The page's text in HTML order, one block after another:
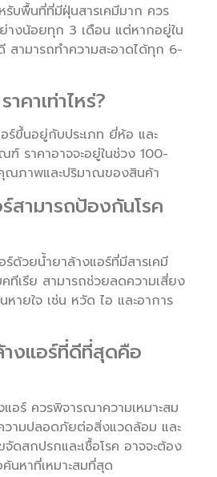
รับพื้นที่ที่มีฝุ่นสารเคมีมาก ควร
างน้อยทุก 3 เดือน แต่หากอยู่ใน
สามารถทำความสะอาดได้ทุก 6-
คาเท่าไหร่?
ร์ขึ้นอยู่กับประเภท ยี่ห้อ และ
ราคาอาจจะอยู่ในช่วง 100-
ภาพและปริมาณของสินค้า
สามารถป้องกันโรค
ร์ด้วยน้ำยาล้างแอร์ที่มีสารเคมี
ทีเรีย สามารถช่วยลดความเสี่ยง
หายใจ เช่น หวัด ไอ และอาการ
างแอร์ที่ดีที่สุดคือ
แอร์ ควรพิจารณาความเหมาะสม
วามปลอดภัยต่อสิ่งแวดล้อม และ
จัดสกปรกและเชื้อโรค อาจจะต้อง
นหาที่เหมาะสมที่สุด